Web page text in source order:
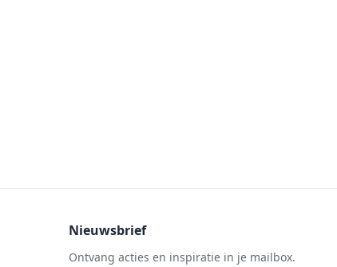
Nieuwsbrief
Ontvang acties en inspiratie in je mailbox.